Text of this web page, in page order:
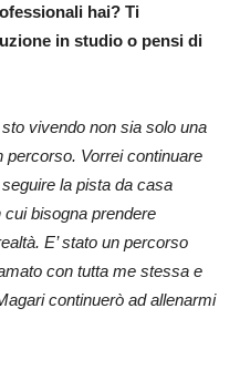
hai? Ti
in studio o pensi di
vivendo non sia solo una
percorso. Vorrei continuare
la pista da casa
cui bisogna prendere
E’ stato un percorso
con tutta me stessa e
continuerò ad allenarmi